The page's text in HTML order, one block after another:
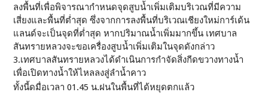
ลงพื้นที่เพื่อพิจารณา​กำหนดจุดสูบน้ำเพิ่มเติมบริเวณ​ที่มีความ
เสี่ยงและพื้นที่ต่ำสุด ซึ่งจากการลงพื้นที่บริเวณเชียงใหม่การ์เด้น
แลนด์จะเป็นจุดที่ต่ำสุด หากปริมาณน้ำเพิ่มมากขึ้น เทศบาล
สันทรายหลวงจะขอเครื่องสูบน้ำเพิ่มเติมในจุดดังกล่าว
3.เทศบาลสันทรายหลวงได้ดำเนินการกำจัดสิ่งกีดขวางทางน้ำ
เพื่อเปิดทางน้ำให้ไหลลงสู่ลำน้ำคาว
ทั้งนี้ดมื่อเวลา 01.45 น.ฝนในพื้นที่ได้หยุดตกแล้ว